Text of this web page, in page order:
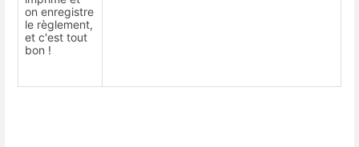
on enregistre
le règlement,
et c'est tout
bon !